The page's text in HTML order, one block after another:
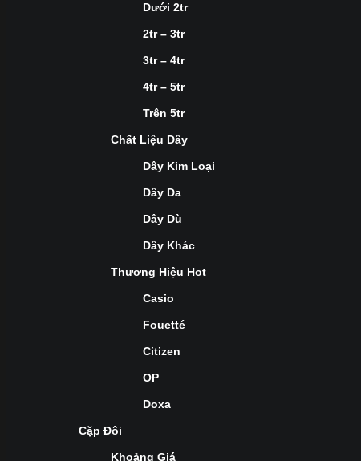
Dưới 2tr
2tr – 3tr
3tr – 4tr
4tr – 5tr
Trên 5tr
Chất Liệu Dây
Dây Kim Loại
Dây Da
Dây Dù
Dây Khác
Thương Hiệu Hot
Casio
Fouetté
Citizen
OP
Doxa
Cặp Đôi
Khoảng Giá